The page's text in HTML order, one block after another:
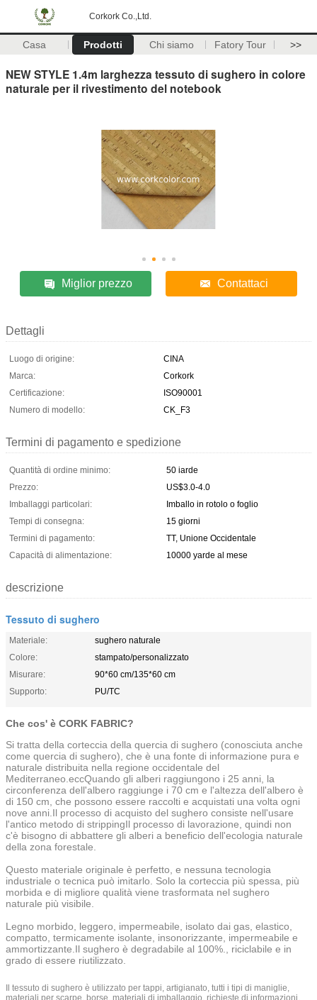
Corkork Co.,Ltd.
Casa Prodotti Chi siamo Fatory Tour >>
NEW STYLE 1.4m larghezza tessuto di sughero in colore
naturale per il rivestimento del notebook
Miglior prezzo Contattaci
Dettagli
Luogo di origine:
CINA
Marca:
Corkork
Certificazione:
ISO90001
Numero di modello:
CK_F3
Termini di pagamento e spedizione
Quantità di ordine minimo:
50 iarde
Prezzo:
US$3.0-4.0
Imballaggi particolari:
Imballo in rotolo o foglio
Tempi di consegna:
15 giorni
Termini di pagamento:
TT, Unione Occidentale
Capacità di alimentazione:
10000 yarde al mese
descrizione
Tessuto di sughero
Materiale:
sughero naturale
Colore:
stampato/personalizzato
Misurare:
90*60 cm/135*60 cm
Supporto:
PU/TC
Che cos' è CORK FABRIC?
Si tratta della corteccia della quercia di sughero (conosciuta anche
come quercia di sughero), che è una fonte di informazione pura e
naturale distribuita nella regione occidentale del
Mediterraneo.eccQuando gli alberi raggiungono i 25 anni, la
circonferenza dell'albero raggiunge i 70 cm e l'altezza dell'albero è
di 150 cm, che possono essere raccolti e acquistati una volta ogni
nove anni.Il processo di acquisto del sughero consiste nell'usare
l'antico metodo di strippingIl processo di lavorazione, quindi non
c'è bisogno di abbattere gli alberi a beneficio dell'ecologia naturale
della zona forestale.
Questo materiale originale è perfetto, e nessuna tecnologia
industriale o tecnica può imitarlo. Solo la corteccia più spessa, più
morbida e di migliore qualità viene trasformata nel sughero
naturale più visibile.
Legno morbido, leggero, impermeabile, isolato dai gas, elastico,
compatto, termicamente isolante, insonorizzante, impermeabile e
ammortizzante.Il sughero è degradabile al 100%., riciclabile e in
grado di essere riutilizzato.
Il tessuto di sughero è utilizzato per tappi, artigianato, tutti i tipi di maniglie,
materiali per scarpe, borse, materiali di imballaggio, richieste di informazioni,